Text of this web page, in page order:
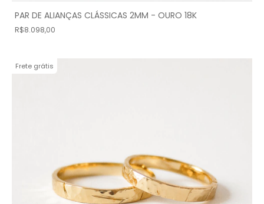
PAR DE ALIANÇAS CLÁSSICAS 2MM - OURO 18K
R$8.098,00
Frete grátis